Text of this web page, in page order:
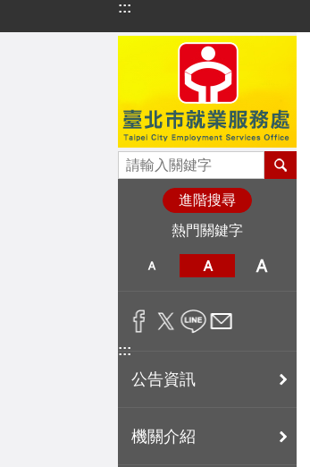
跳到主要內容區塊
:::
進階搜尋
熱門關鍵字
:::
公告資訊
機關介紹